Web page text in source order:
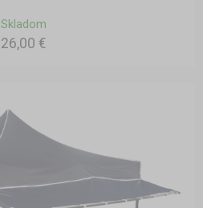
Skladom
26,00 €